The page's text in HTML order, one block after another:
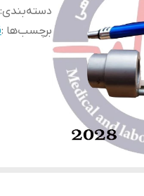
دسته‌بندی:
برچسب‌ها :